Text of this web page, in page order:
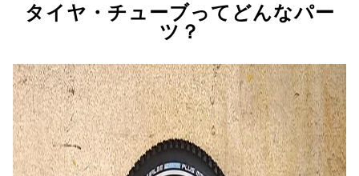
タイヤ・チューブってどんなパー
ツ？